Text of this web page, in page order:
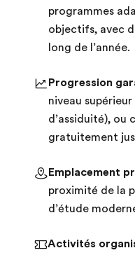
programmes
objectifs, avec
long de l’année.
Progression
niveau
d’assiduité), ou
gratuitement
Emplacement
proximité de la
d’étude
Activités